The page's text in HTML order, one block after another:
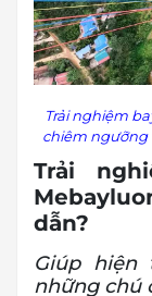
Trải nghiệm
chiêm ngưỡng
Trải
dẫn?
Giúp hiện
những chú